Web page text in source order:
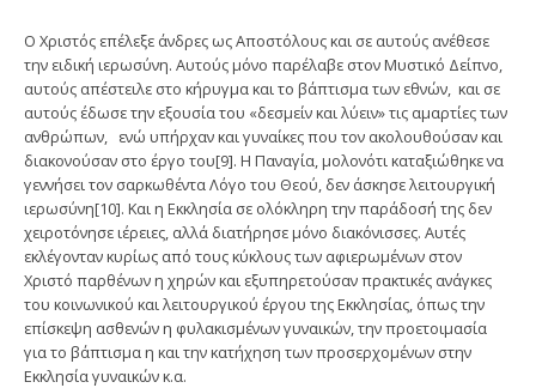
Ο Χριστός επέλεξε άνδρες ως Αποστόλους και σε αυτούς ανέθεσε
την ειδική ιερωσύνη. Αυτούς μόνο παρέλαβε στον Μυστικό Δείπνο,
αυτούς απέστειλε στο κήρυγμα και το βάπτισμα των εθνών, και σε
αυτούς έδωσε την εξουσία του «δεσμείν και λύειν» τις αμαρτίες των
ανθρώπων, ενώ υπήρχαν και γυναίκες που τον ακολουθούσαν και
διακονούσαν στο έργο του[9]. Η Παναγία, μολονότι καταξιώθηκε να
γεννήσει τον σαρκωθέντα Λόγο του Θεού, δεν άσκησε λειτουργική
ιερωσύνη[10]. Και η Εκκλησία σε ολόκληρη την παράδοσή της δεν
χειροτόνησε ιέρειες, αλλά διατήρησε μόνο διακόνισσες. Αυτές
εκλέγονταν κυρίως από τους κύκλους των αφιερωμένων στον
Χριστό παρθένων η χηρών και εξυπηρετούσαν πρακτικές ανάγκες
του κοινωνικού και λειτουργικού έργου της Εκκλησίας, όπως την
επίσκεψη ασθενών η φυλακισμένων γυναικών, την προετοιμασία
για το βάπτισμα η και την κατήχηση των προσερχομένων στην
Εκκλησία γυναικών κ.α.